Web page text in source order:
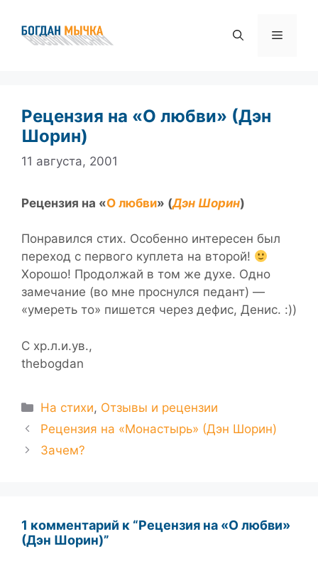
содержимому
Меню
Рецензия на «О любви» (Дэн
Шорин)
11 августа, 2001
Рецензия на «О любви» (Дэн Шорин)
Понравился стих. Особенно интересен был
переход с первого куплета на второй!
Хорошо! Продолжай в том же духе. Одно
замечание (во мне проснулся педант) —
«умереть то» пишется через дефис, Денис. :))
С хр.л.и.ув.,
thebogdan
Рубрики
На стихи, Отзывы и рецензии
Рецензия на «Монастырь» (Дэн Шорин)
Зачем?
1 комментарий к “Рецензия на «О любви»
(Дэн Шорин)”